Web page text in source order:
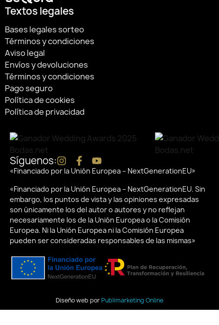
Textos legales
Bases legales sorteo
Términos y condiciones
Aviso legal
Envíos y devoluciones
Términos y condiciones
Pago seguro
Política de cookies
Política de privacidad
Síguenos:
«Financiado por la Unión Europea – NextGenerationEU»
«Financiado por la Unión Europea – NextGenerationEU. Sin
embargo, los puntos de vista y las opiniones expresadas
son únicamente los del autor o autores y no reflejan
necesariamente los de la Unión Europea o la Comisión
Europea. Ni la Unión Europea ni la Comisión Europea
pueden ser consideradas responsables de las mismas»
Diseño web porPublimarketing Online